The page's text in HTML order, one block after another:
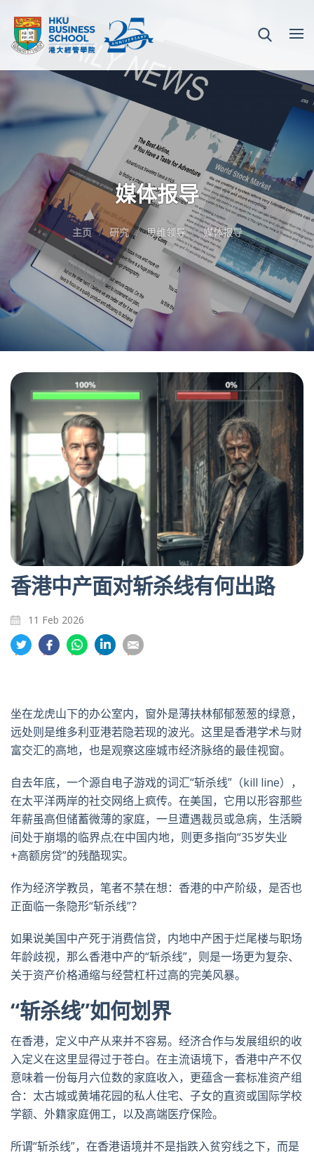
媒体报导
主页 研究 思维领导 媒体报导
香港中产面对斩杀线有何出路
11 Feb 2026
分
享
特
分
享
书
分
享
享
英
享
郵
坐在龙虎山下的办公室内，窗外是薄扶林郁郁葱葱的绿意，
远处则是维多利亚港若隐若现的波光。这里是香港学术与财
富交汇的高地，也是观察这座城市经济脉络的最佳视窗。
自去年底，一个源自电子游戏的词汇“斩杀线”（kill line），
在太平洋两岸的社交网络上疯传。在美国，它用以形容那些
年薪虽高但储蓄微薄的家庭，一旦遭遇裁员或急病，生活瞬
间处于崩塌的临界点;在中国内地，则更多指向“35岁失业
+高额房贷”的残酷现实。
作为经济学教员，笔者不禁在想：香港的中产阶级，是否也
正面临一条隐形“斩杀线”？
如果说美国中产死于消费信贷，内地中产困于烂尾楼与职场
年龄歧视，那么香港中产的“斩杀线”，则是一场更为复杂、
关于资产价格通缩与经营杠杆过高的完美风暴。
“斩杀线”如何划界
在香港，定义中产从来并不容易。经济合作与发展组织的收
入定义在这里显得过于苍白。在主流语境下，香港中产不仅
意味着一份每月六位数的家庭收入，更蕴含一套标准资产组
合：太古城或黄埔花园的私人住宅、子女的直资或国际学校
学额、外籍家庭佣工，以及高端医疗保险。
所谓“斩杀线”，在香港语境并不是指跌入贫穷线之下，而是